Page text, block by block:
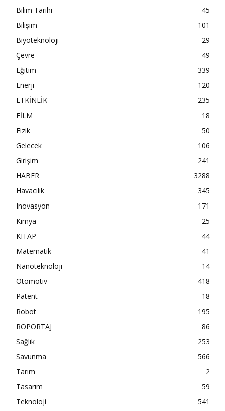
Bilim Tarihi
45
Bilişim
101
Biyoteknoloji
29
Çevre
49
Eğitim
339
Enerji
120
ETKİNLİK
235
FİLM
18
Fizik
50
Gelecek
106
Girişim
241
HABER
3288
Havacılık
345
Inovasyon
171
Kimya
25
KITAP
44
Matematik
41
Nanoteknoloji
14
Otomotiv
418
Patent
18
Robot
195
RÖPORTAJ
86
Sağlık
253
Savunma
566
Tarım
2
Tasarım
59
Teknoloji
541